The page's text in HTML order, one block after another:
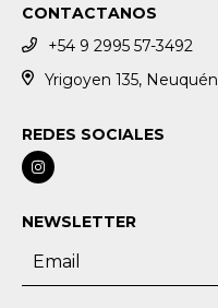
CONTACTANOS
+54 9 2995 57-3492
Yrigoyen 135, Neuquén
REDES SOCIALES
NEWSLETTER